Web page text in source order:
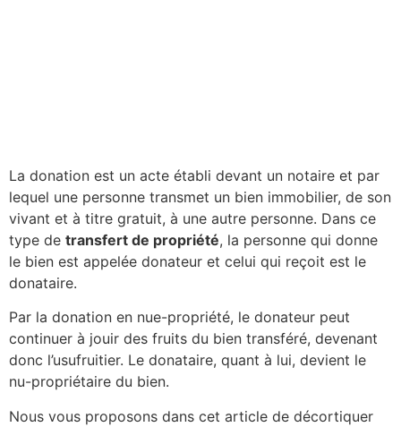
La donation est un acte établi devant un notaire et par
lequel une personne transmet un bien immobilier, de son
vivant et à titre gratuit, à une autre personne. Dans ce
type de transfert de propriété, la personne qui donne
le bien est appelée donateur et celui qui reçoit est le
donataire.
Par la donation en nue-propriété, le donateur peut
continuer à jouir des fruits du bien transféré, devenant
donc l’usufruitier. Le donataire, quant à lui, devient le
nu-propriétaire du bien.
Nous vous proposons dans cet article de décortiquer